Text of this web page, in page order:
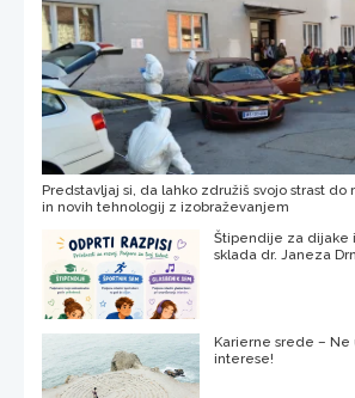
Predstavljaj si, da lahko združiš svojo strast do
in novih tehnologij z izobraževanjem
Štipendije za dijake
sklada dr. Janeza
Karierne srede – Ne
interese!